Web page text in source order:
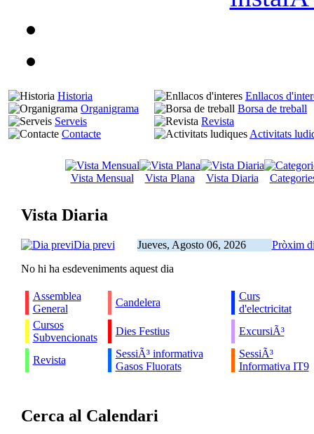
Historia
Organigrama
Serveis
Contacte
Enllacos
Borsa de treball
Revista
Activitats
Vista Mensual Vista Plana Vista Diaria
Vista Diaria
Dia previ Jueves, Agosto 06, 2026
Pròxim
No hi ha esdeveniments aquest dia
Assemblea
General
Candelera
Curs
d'electricitat
Cursos
Subvencionats
Dies Festius ExcursiÃ³
Revista
SessiÃ³ informativa
Gasos Fluorats
SessiÃ³
Informativa IT9
Cerca al Calendari